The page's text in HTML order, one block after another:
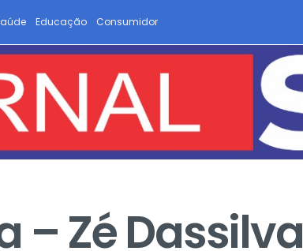
Educação Consumidor
– Zé Dassilva